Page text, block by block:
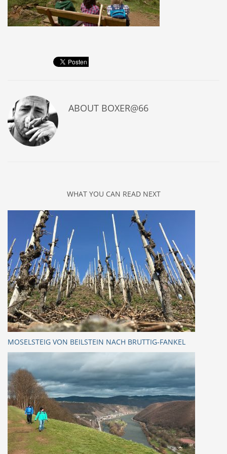
ABOUT BOXER@66
WHAT YOU CAN READ NEXT
MOSELSTEIG VON BEILSTEIN NACH BRUTTIG-FANKEL